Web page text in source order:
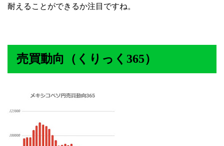
耐えることができるか注目ですね。
売買動向（くりっく365）